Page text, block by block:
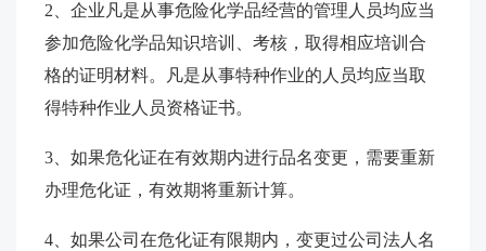
2、企业凡是从事危险化学品经营的管理人员均应当
参加危险化学品知识培训、考核，取得相应培训合
格的证明材料。凡是从事特种作业的人员均应当取
得特种作业人员资格证书。
3、如果危化证在有效期内进行品名变更，需要重新
办理危化证，有效期将重新计算。
4、如果公司在危化证有限期内，变更过公司法人名